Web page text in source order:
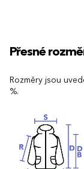
Přesné
Rozměry jsou
%.